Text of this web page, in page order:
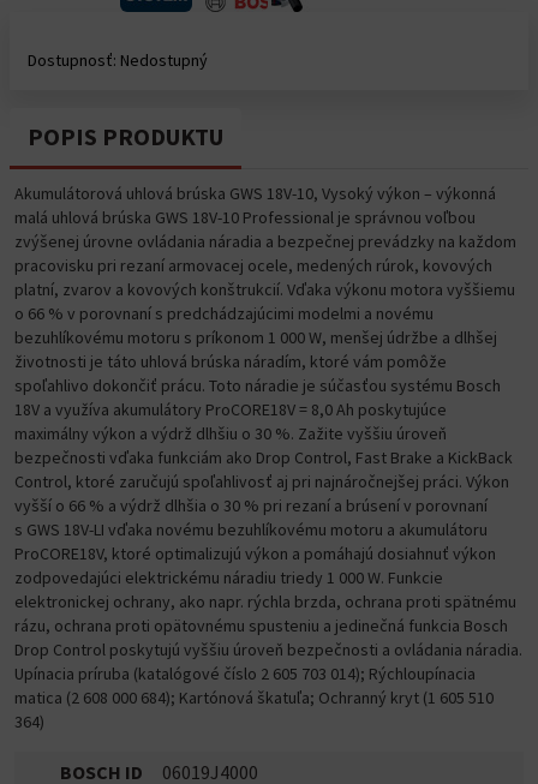
Dostupnosť: Nedostupný
POPIS PRODUKTU
Akumulátorová uhlová brúska GWS 18V-10, Vysoký výkon – výkonná
malá uhlová brúska GWS 18V-10 Professional je správnou voľbou
zvýšenej úrovne ovládania náradia a bezpečnej prevádzky na každom
pracovisku pri rezaní armovacej ocele, medených rúrok, kovových
platní, zvarov a kovových konštrukcií. Vďaka výkonu motora vyššiemu
o 66 % v porovnaní s predchádzajúcimi modelmi a novému
bezuhlíkovému motoru s príkonom 1 000 W, menšej údržbe a dlhšej
životnosti je táto uhlová brúska náradím, ktoré vám pomôže
spoľahlivo dokončiť prácu. Toto náradie je súčasťou systému Bosch
18V a využíva akumulátory ProCORE18V = 8,0 Ah poskytujúce
maximálny výkon a výdrž dlhšiu o 30 %. Zažite vyššiu úroveň
bezpečnosti vďaka funkciám ako Drop Control, Fast Brake a KickBack
Control, ktoré zaručujú spoľahlivosť aj pri najnáročnejšej práci. Výkon
vyšší o 66 % a výdrž dlhšia o 30 % pri rezaní a brúsení v porovnaní
s GWS 18V-LI vďaka novému bezuhlíkovému motoru a akumulátoru
ProCORE18V, ktoré optimalizujú výkon a pomáhajú dosiahnuť výkon
zodpovedajúci elektrickému náradiu triedy 1 000 W. Funkcie
elektronickej ochrany, ako napr. rýchla brzda, ochrana proti spätnému
rázu, ochrana proti opätovnému spusteniu a jedinečná funkcia Bosch
Drop Control poskytujú vyššiu úroveň bezpečnosti a ovládania náradia.
Upínacia príruba (katalógové číslo 2 605 703 014); Rýchloupínacia
matica (2 608 000 684); Kartónová škatuľa; Ochranný kryt (1 605 510
364)
BOSCH ID
06019J4000